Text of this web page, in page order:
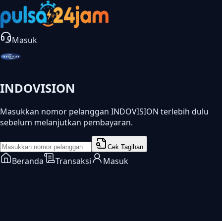
Masuk
INDOVISION
Masukkan nomor pelanggan INDOVISION terlebih dulu
sebelum melanjutkan pembayaran.
Cek Tagihan
Beranda Transaksi Masuk